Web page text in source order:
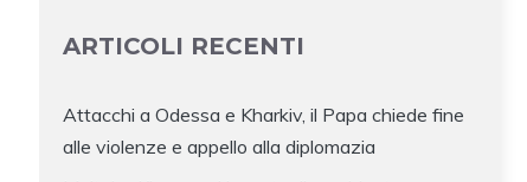
ARTICOLI RECENTI
Attacchi a Odessa e Kharkiv, il Papa chiede fine
alle violenze e appello alla diplomazia